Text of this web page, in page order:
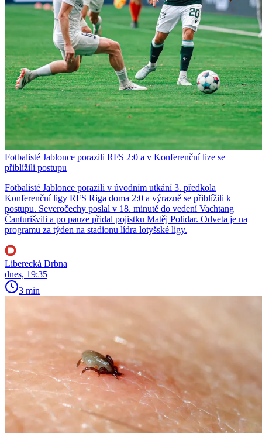
Fotbalisté Jablonce porazili RFS 2:0 a v Konferenční lize se
přiblížili postupu
Fotbalisté Jablonce porazili v úvodním utkání 3. předkola
Konferenční ligy RFS Riga doma 2:0 a výrazně se přiblížili k
postupu. Severočechy poslal v 18. minutě do vedení Vachtang
Čanturišvili a po pauze přidal pojistku Matěj Polidar. Odveta je na
programu za týden na stadionu lídra lotyšské ligy.
Liberecká Drbna
dnes, 19:35
3 min